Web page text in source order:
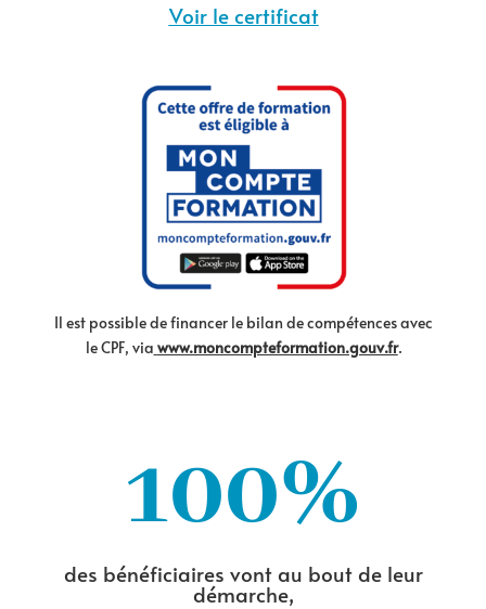
Voir le certificat
Il est possible de financer le bilan de compétences avec
le CPF, via www.moncompteformation.gouv.fr.
100%
des bénéficiaires vont au bout de leur
démarche,